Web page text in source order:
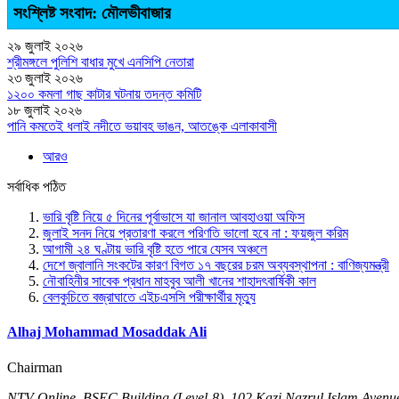
সংশ্লিষ্ট সংবাদ: মৌলভীবাজার
২৯ জুলাই ২০২৬
শ্রীমঙ্গলে পুলিশি বাধার মুখে এনসিপি নেতারা
২৩ জুলাই ২০২৬
১২০০ কমলা গাছ কাটার ঘটনায় তদন্ত কমিটি
১৮ জুলাই ২০২৬
পানি কমতেই ধলাই নদীতে ভয়াবহ ভাঙন, আতঙ্কে এলাকাবাসী
আরও
সর্বাধিক পঠিত
ভারি বৃষ্টি নিয়ে ৫ দিনের পূর্বাভাসে যা জানাল আবহাওয়া অফিস
জুলাই সনদ নিয়ে প্রতারণা করলে পরিণতি ভালো হবে না : ফয়জুল করিম
আগামী ২৪ ঘণ্টায় ভারি বৃষ্টি হতে পারে যেসব অঞ্চলে
দেশে জ্বালানি সংকটের কারণ বিগত ১৭ বছরের চরম অব্যবস্থাপনা : বাণিজ্যমন্ত্রী
নৌবাহিনীর সাবেক প্রধান মাহবুব আলী খানের শাহাদৎবার্ষিকী কাল
বেলকুচিতে বজ্রাঘাতে এইচএসসি পরীক্ষার্থীর মৃত্যু
Alhaj Mohammad Mosaddak Ali
Chairman